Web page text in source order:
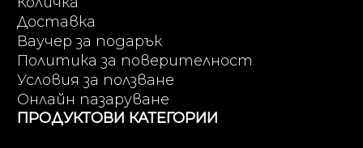
Доставка
Ваучер за подарък
Политика за поверителност
Условия за ползване
Онлайн пазаруване
ПРОДУКТОВИ КАТЕГОРИИ